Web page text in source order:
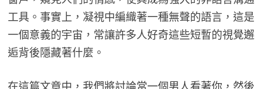
工具。事實上，凝視中編織著一種無聲的語言，這是
一個意義的宇宙，常讓許多人好奇這些短暫的視覺邂
逅背後隱藏著什麼。
在這篇文章中，我們將討論當一個男人看著你，然後